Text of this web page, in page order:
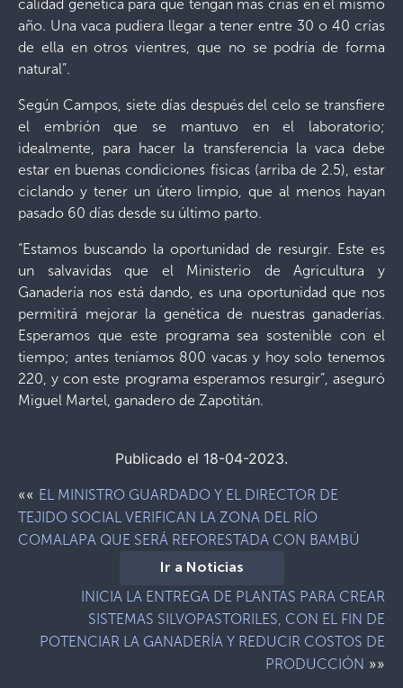
calidad genética para que tengan más crías en el mismo
año. Una vaca pudiera llegar a tener entre 30 o 40 crías
de ella en otros vientres, que no se podría de forma
natural”.
Según Campos, siete días después del celo se transfiere
el embrión que se mantuvo en el laboratorio;
idealmente, para hacer la transferencia la vaca debe
estar en buenas condiciones físicas (arriba de 2.5), estar
ciclando y tener un útero limpio, que al menos hayan
pasado 60 días desde su último parto.
“Estamos buscando la oportunidad de resurgir. Este es
un salvavidas que el Ministerio de Agricultura y
Ganadería nos está dando, es una oportunidad que nos
permitirá mejorar la genética de nuestras ganaderías.
Esperamos que este programa sea sostenible con el
tiempo; antes teníamos 800 vacas y hoy solo tenemos
220, y con este programa esperamos resurgir”, aseguró
Miguel Martel, ganadero de Zapotitán.
Publicado el 18-04-2023.
«« EL MINISTRO GUARDADO Y EL DIRECTOR DE
TEJIDO SOCIAL VERIFICAN LA ZONA DEL RÍO
COMALAPA QUE SERÁ REFORESTADA CON BAMBÚ
Ir a Noticias
INICIA LA ENTREGA DE PLANTAS PARA CREAR
SISTEMAS SILVOPASTORILES, CON EL FIN DE
POTENCIAR LA GANADERÍA Y REDUCIR COSTOS DE
PRODUCCIÓN »»